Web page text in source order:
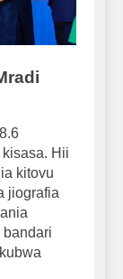
Hii
kitovu
jiografia